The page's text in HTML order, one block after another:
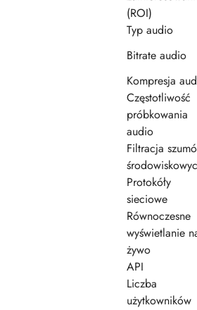
(ROI)
Typ audio
Bitrate audio
Kompresja
Częstotliwość
próbkowania
audio
Filtracja
Protokóły
sieciowe
Równoczesne
wyświetlanie
żywo
API
Liczba
użytkowników